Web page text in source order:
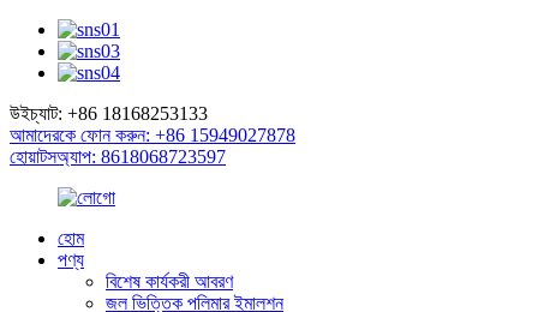
উইচ্যাট: +86 18168253133
আমাদেরকে ফোন করুন: +86 15949027878
হোয়াটসঅ্যাপ: 8618068723597
হোম
পণ্য
বিশেষ কার্যকরী আবরণ
জল ভিত্তিক পলিমার ইমালশন